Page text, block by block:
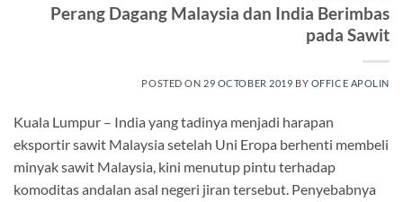
Perang Dagang Malaysia dan India Berimbas
pada Sawit
POSTED ON 29 OCTOBER 2019 BY OFFICE APOLIN
Kuala Lumpur – India yang tadinya menjadi harapan
eksportir sawit Malaysia setelah Uni Eropa berhenti membeli
minyak sawit Malaysia, kini menutup pintu terhadap
komoditas andalan asal negeri jiran tersebut. Penyebabnya